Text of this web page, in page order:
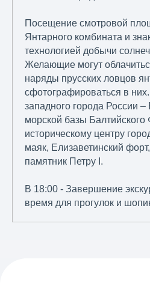
Посещение смотровой
Янтарного комбината и
технологией добычи
Желающие могут
наряды прусских ловцов
сфотографироваться в
западного города России
морской базы Балтийского
историческому центру
маяк, Елизаветинский
памятник Петру I.
В 18:00 - Завершение
время для прогулок и